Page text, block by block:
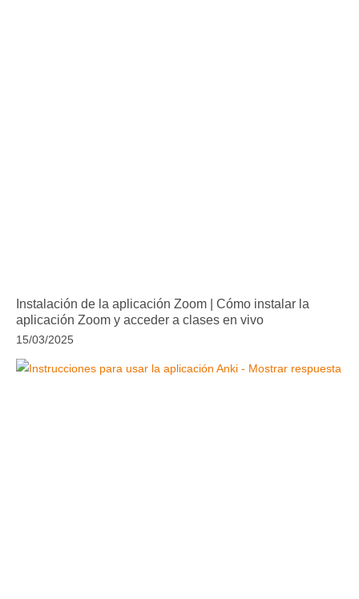
Instalación de la aplicación Zoom | Cómo instalar la
aplicación Zoom y acceder a clases en vivo
15/03/2025